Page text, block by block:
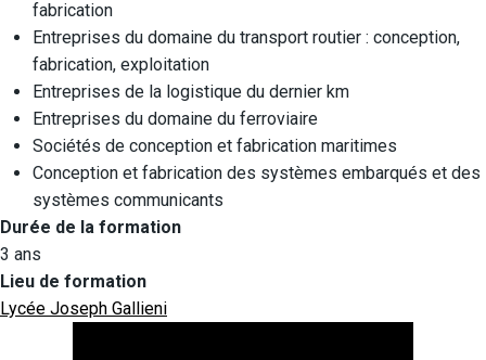
fabrication
Entreprises du domaine du transport routier : conception,
fabrication, exploitation
Entreprises de la logistique du dernier km
Entreprises du domaine du ferroviaire
Sociétés de conception et fabrication maritimes
Conception et fabrication des systèmes embarqués et des
systèmes communicants
Durée de la formation
3 ans
Lieu de formation
Lycée Joseph Gallieni